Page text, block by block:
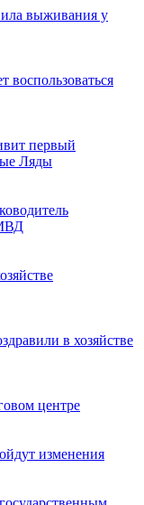
выживания у
воспользоваться
первый
Ляды
в хозяйстве
центре
изменения